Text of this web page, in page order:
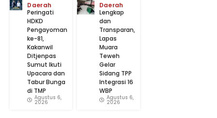
Daerah
Peringati
HDKD
Pengayoman
ke-81,
Kakanwil
Ditjenpas
Sumut Ikuti
Upacara dan
Tabur Bunga
di TMP
Agustus 6,
2026
Daerah
Lengkap
dan
Transparan,
Lapas
Muara
Teweh
Gelar
Sidang TPP
Integrasi 16
WBP
Agustus 6,
2026